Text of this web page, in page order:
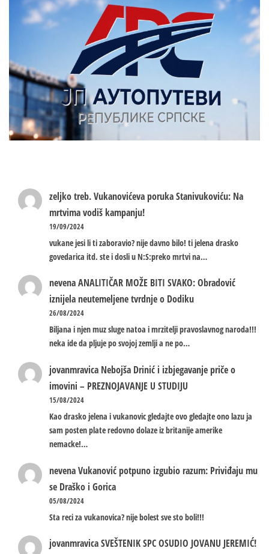
zeljko treb.Vukanovićeva poruka Stanivukoviću: Na
mrtvima vodiš kampanju!
19/09/2024
vukane jesi li ti zaboravio? nije davno bilo! ti jelena drasko
govedarica itd. ste i dosli u N:S:preko mrtvi na…
nevenaANALITIČAR MOŽE BITI SVAKO: Obradović
iznijela neutemeljene tvrdnje o Dodiku
26/08/2024
Biljana i njen muz sluge natoa i mrzitelji pravoslavnog naroda!!!
neka ide da pljuje po svojoj zemlji a ne po…
jovanmravica Nebojša Drinić i izbjegavanje priče o
imovini – PREZNOJAVANJE U STUDIJU
15/08/2024
Kao drasko jelena i vukanovic gledajte ovo gledajte ono lazu ja
sam posten plate redovno dolaze iz britanije amerike
nemacke!…
nevenaVukanović potpuno izgubio razum: Priviđaju mu
se Draško i Gorica
05/08/2024
Sta reci za vukanovica? nije bolest sve sto boli!!!
jovanmravicaSVEŠTENIK SPC OSUDIO JOVANU JEREMIĆ!